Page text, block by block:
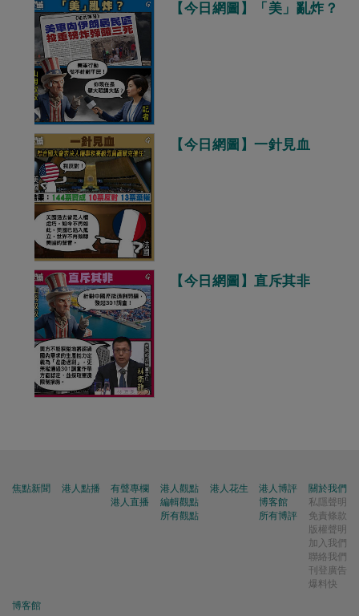
【今日網圖】「美」亂炸？
【今日網圖】一針見血
【今日網圖】直斥其非
焦點新聞 港人點播
有聲專欄
港人直播
港人觀點
編輯觀點
所有觀點
港人花生
港人博評
博客館
所有博評
關於我們
私隱聲明
免責條款
版權聲明
加入我們
聯絡我們
刊登廣告
爆料快
博客館